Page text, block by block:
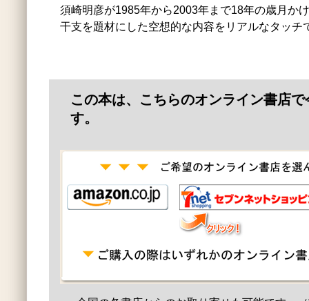
須崎明彦が1985年から2003年まで18年の歳月か
干支を題材にした空想的な内容をリアルなタッチ
この本は、こちらのオンライン書店
す。